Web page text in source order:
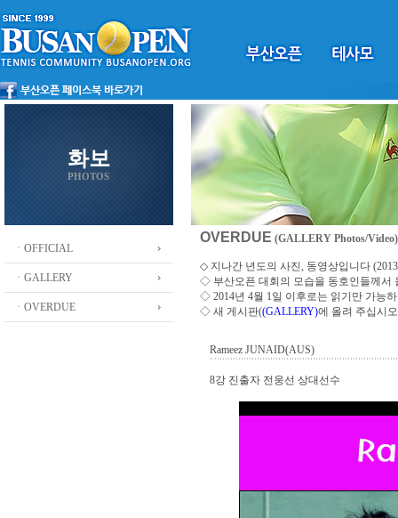
화보
PHOTOS
ㆍOFFICIAL
ㆍGALLERY
ㆍOVERDUE
OVERDUE (GALLERY Photos/Video)
◇ 지나간 년도의 사진, 동영상입니다
◇ 부산오픈 대회의 모습을 동호인들께서
◇ 2014년 4월 1일 이후로는 읽기만 가능
◇ 새 게시판((GALLERY)에 올려 주십시오
Rameez JUNAID(AUS)
8강 진출자 전웅선 상대선수